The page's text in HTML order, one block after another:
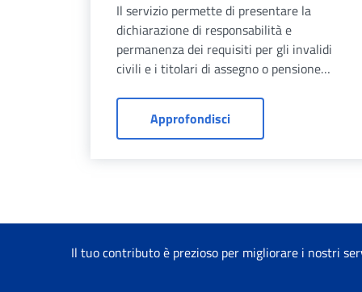
Il servizio permette di presentare la
dichiarazione di responsabilità e
permanenza dei requisiti per gli invalidi
civili e i titolari di assegno o pensione
ApprofondisciDichiarazioni di
Il tuo contributo è prezioso per migliorare i nostri